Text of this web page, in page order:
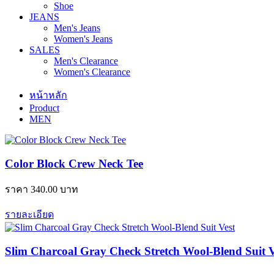
Shoe
JEANS
Men's Jeans
Women's Jeans
SALES
Men's Clearance
Women's Clearance
หน้าหลัก
Product
MEN
Color Block Crew Neck Tee
ราคา 340.00 บาท
รายละเอียด
Slim Charcoal Gray Check Stretch Wool-Blend Suit